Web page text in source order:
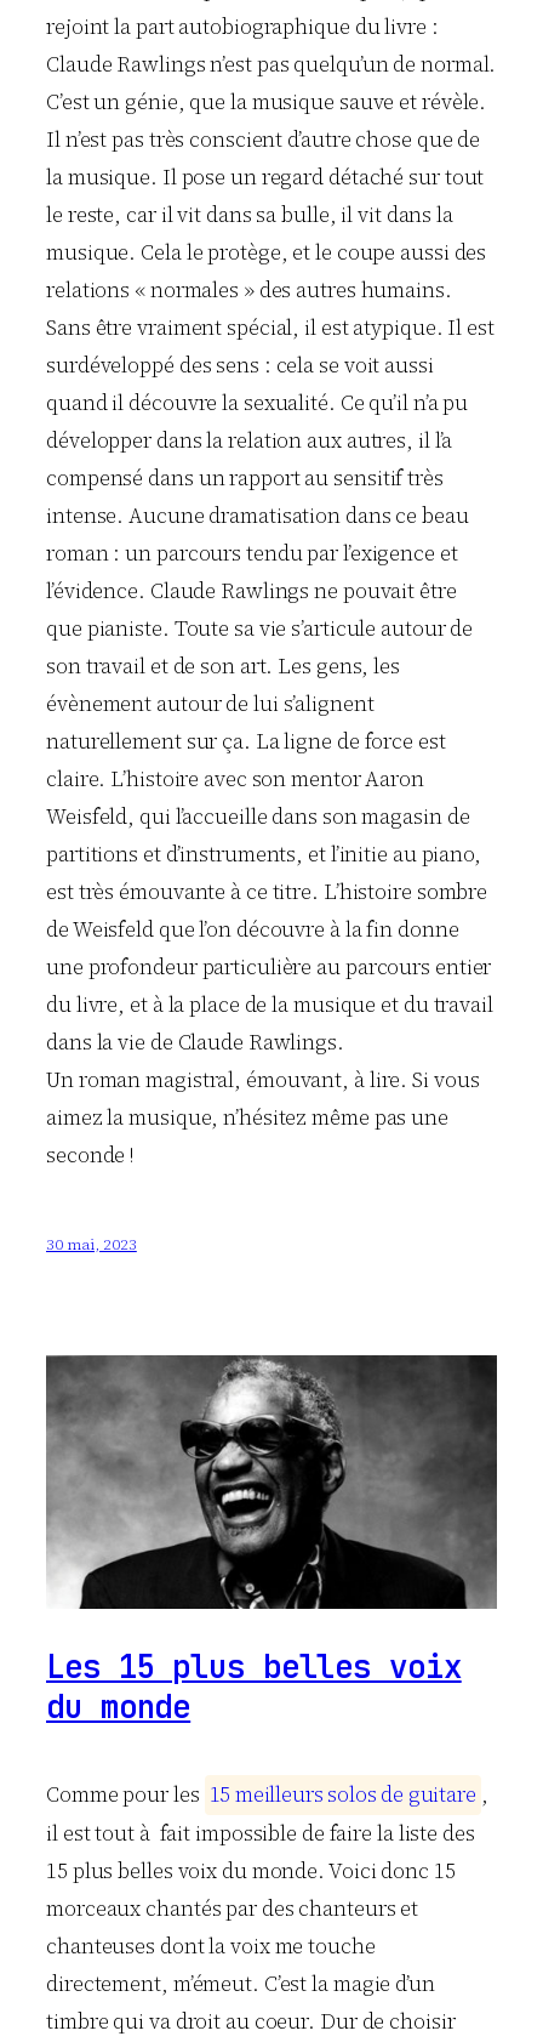
rejoint la part autobiographique du livre :
Claude Rawlings n’est pas quelqu’un de normal.
C’est un génie, que la musique sauve et révèle.
Il n’est pas très conscient d’autre chose que de
la musique. Il pose un regard détaché sur tout
le reste, car il vit dans sa bulle, il vit dans la
musique. Cela le protège, et le coupe aussi des
relations « normales » des autres humains.
Sans être vraiment spécial, il est atypique. Il est
surdéveloppé des sens : cela se voit aussi
quand il découvre la sexualité. Ce qu’il n’a pu
développer dans la relation aux autres, il l’a
compensé dans un rapport au sensitif très
intense. Aucune dramatisation dans ce beau
roman : un parcours tendu par l’exigence et
l’évidence. Claude Rawlings ne pouvait être
que pianiste. Toute sa vie s’articule autour de
son travail et de son art. Les gens, les
évènement autour de lui s’alignent
naturellement sur ça. La ligne de force est
claire. L’histoire avec son mentor Aaron
Weisfeld, qui l’accueille dans son magasin de
partitions et d’instruments, et l’initie au piano,
est très émouvante à ce titre. L’histoire sombre
de Weisfeld que l’on découvre à la fin donne
une profondeur particulière au parcours entier
du livre, et à la place de la musique et du travail
dans la vie de Claude Rawlings.
Un roman magistral, émouvant, à lire. Si vous
aimez la musique, n’hésitez même pas une
seconde !
30 mai, 2023
Les 15 plus belles voix
du monde
Comme pour les 15 meilleurs solos de guitare ,
il est tout à fait impossible de faire la liste des
15 plus belles voix du monde. Voici donc 15
morceaux chantés par des chanteurs et
chanteuses dont la voix me touche
directement, m’émeut. C’est la magie d’un
timbre qui va droit au coeur. Dur de choisir